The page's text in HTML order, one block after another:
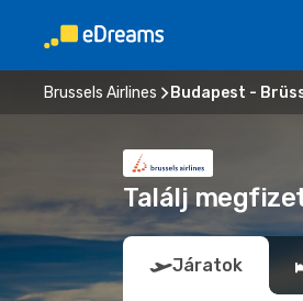
Brussels Airlines Budapest -
Találj
Járatok